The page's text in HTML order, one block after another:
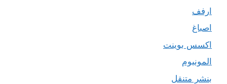
ارفف
اصباغ
اكسس بوينت
المونيوم
بنشر متنقل